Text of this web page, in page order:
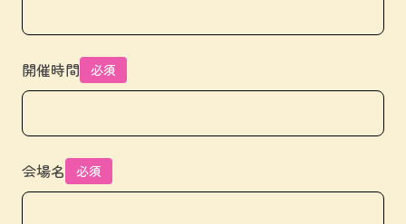
開催時間 必須
会場名 必須